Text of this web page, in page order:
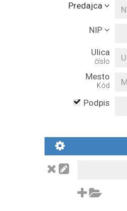
Predajca
NIP
Ulica
číslo
Mesto
Kód
Podpis